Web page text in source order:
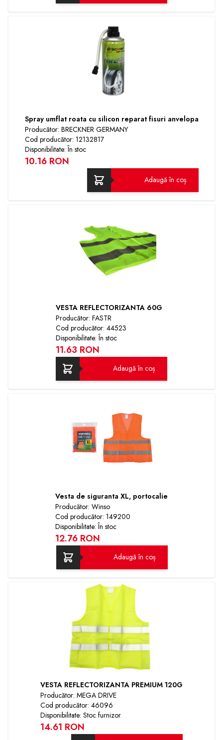
Spray umflat roata cu silicon reparat fisuri anvelopa
Producător: BRECKNER GERMANY
Cod producător: 12132817
Disponibilitate: În stoc
10.16 RON
Adaugă în coș
VESTA REFLECTORIZANTA 60G
Producător: FASTR
Cod producător: 44523
Disponibilitate: În stoc
11.63 RON
Adaugă în coș
Vesta de siguranta XL, portocalie
Producător: Winso
Cod producător: 149200
Disponibilitate: În stoc
12.76 RON
Adaugă în coș
VESTA REFLECTORIZANTA PREMIUM 120G
Producător: MEGA DRIVE
Cod producător: 46096
Disponibilitate: Stoc furnizor
14.61 RON